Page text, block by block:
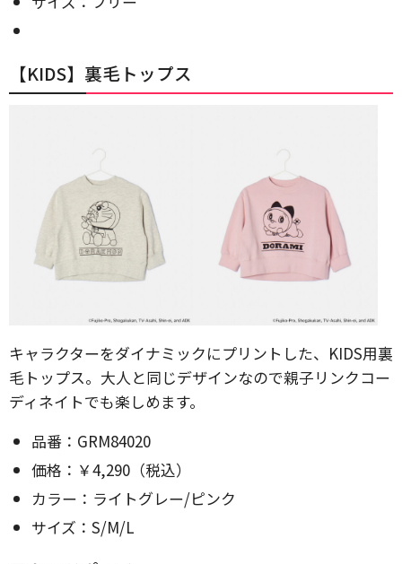
【KIDS】裏毛トップス
キャラクターをダイナミックにプリントした、KIDS用裏
毛トップス。大人と同じデザインなので親子リンクコー
ディネイトでも楽しめます。
品番：GRM84020
価格：￥4,290（税込）
カラー：ライトグレー/ピンク
サイズ：S/M/L